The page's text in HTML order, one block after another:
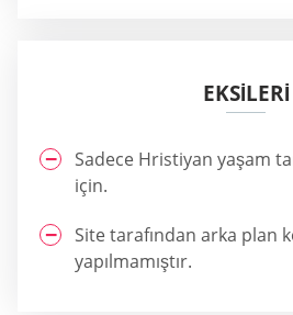
EKSİLERİ
Sadece Hristiyan yaşam
için.
Site tarafından arka plan
yapılmamıştır.